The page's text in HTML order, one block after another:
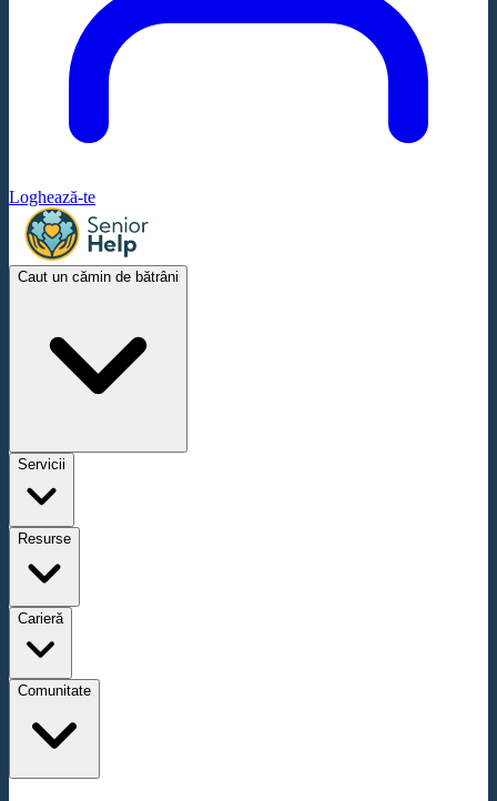
Loghează-te
Caut un cămin de bătrâni
Servicii
Resurse
Carieră
Comunitate